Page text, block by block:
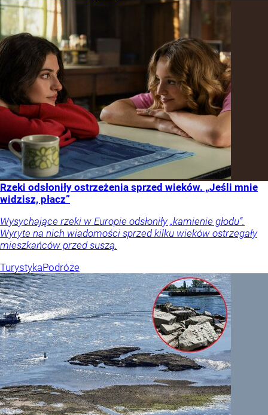
Rzeki odsłoniły ostrzeżenia sprzed wieków. „Jeśli mnie
widzisz, płacz”
Wysychające rzeki w Europie odsłoniły „kamienie głodu”.
Wyryte na nich wiadomości sprzed kilku wieków ostrzegały
mieszkańców przed suszą.
TurystykaPodróże